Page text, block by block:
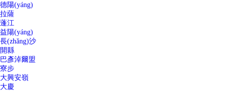
德陽(yáng)
拉薩
蓬江
益陽(yáng)
長(zhǎng)沙
開縣
巴彥淖爾盟
寮步
大興安嶺
大慶